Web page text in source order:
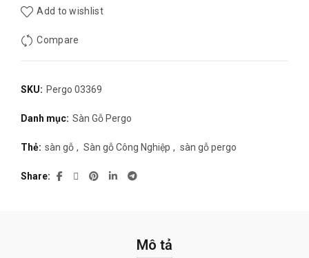
Add to wishlist
Compare
SKU: Pergo 03369
Danh mục: Sàn Gỗ Pergo
Thẻ: sàn gỗ , Sàn gỗ Công Nghiệp , sàn gỗ pergo
Share
Mô tả